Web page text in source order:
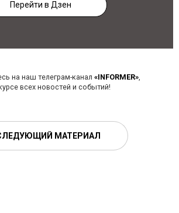
Перейти в Дзен
на наш телеграм-канал «INFORMER»,
всех новостей и событий!
МАТЕРИАЛ